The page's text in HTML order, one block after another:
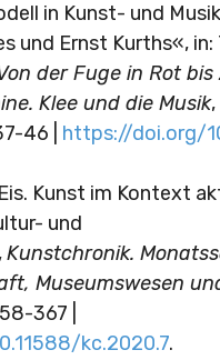
in Kunst- und
und Ernst Kurths«,
der Fuge in Rot bis
Klee und die Musik
46 | https://doi.org/
Kunst im Kontext
und
Kunstchronik.
Museumswesen
367 |
kc.2020.7.